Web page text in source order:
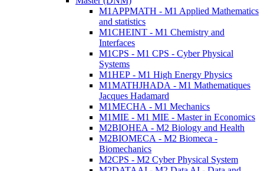
M1APPMATH - M1 Applied Mathematics
and statistics
M1CHEINT - M1 Chemistry and
Interfaces
M1CPS - M1 CPS - Cyber Physical
Systems
M1HEP - M1 High Energy Physics
M1MATHJHADA - M1 Mathematiques
Jacques Hadamard
M1MECHA - M1 Mechanics
M1MIE - M1 MIE - Master in Economics
M2BIOHEA - M2 Biology and Health
M2BIOMECA - M2 Biomeca -
Biomechanics
M2CPS - M2 Cyber Physical System